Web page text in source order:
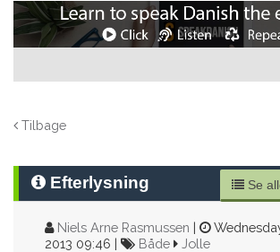
Tilbage
Efterlysning Se
Niels Arne Rasmussen |
2013 09:46 |
Både Jolle